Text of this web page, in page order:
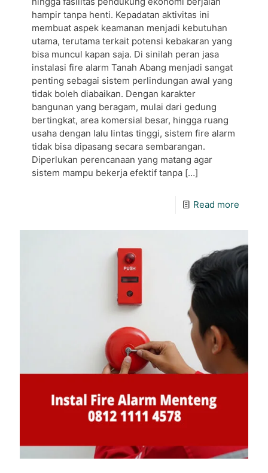
hampir tanpa henti. Kepadatan aktivitas ini
membuat aspek keamanan menjadi kebutuhan
utama, terutama terkait potensi kebakaran yang
bisa muncul kapan saja. Di sinilah peran jasa
instalasi fire alarm Tanah Abang menjadi sangat
penting sebagai sistem perlindungan awal yang
tidak boleh diabaikan. Dengan karakter
bangunan yang beragam, mulai dari gedung
bertingkat, area komersial besar, hingga ruang
usaha dengan lalu lintas tinggi, sistem fire alarm
tidak bisa dipasang secara sembarangan.
Diperlukan perencanaan yang matang agar
sistem mampu bekerja efektif tanpa […]
Read more